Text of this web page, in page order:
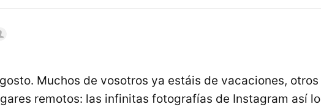
Muchos de vosotros ya estáis de vacaciones, otros
remotos: las infinitas fotografías de Instagram así lo